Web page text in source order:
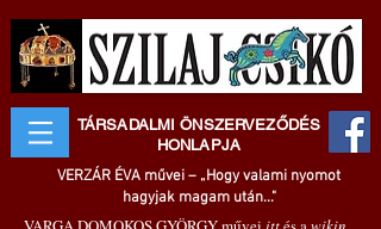
TÁRSADALMI ÖNSZERVEZŐDÉS
HONLAPJA
VERZÁR ÉVA művei – „Hogy valami nyomot
hagyjak magam után..."